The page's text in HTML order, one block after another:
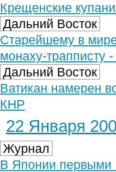
Крещенские
Дальний Восток
Старейшему в
монаху-трапписту
Дальний Восток
Ватикан намерен
КНР
22 Января
Журнал
В Японии первыми